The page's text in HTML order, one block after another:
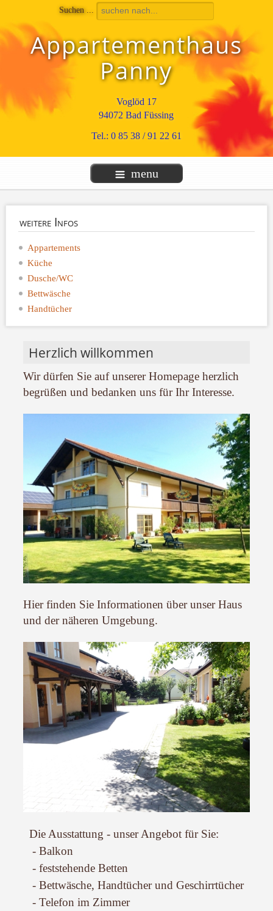
Suchen ...
Appartementhaus
Panny
Voglöd 17
94072 Bad Füssing
Tel.: 0 85 38 / 91 22 61
menu
weitereInfos
Appartements
Küche
Dusche/WC
Bettwäsche
Handtücher
Herzlich willkommen
Wir dürfen Sie auf unserer Homepage herzlich
begrüßen und bedanken uns für Ihr Interesse.
Hier finden Sie Informationen über unser Haus
und der näheren Umgebung.
Die Ausstattung - unser Angebot für Sie:
- Balkon
- feststehende Betten
- Bettwäsche, Handtücher und Geschirrtücher
- Telefon im Zimmer